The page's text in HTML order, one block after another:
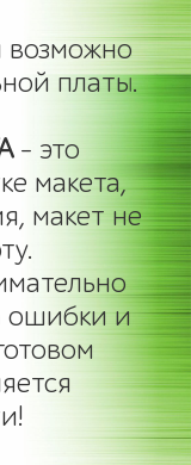
возможно
платы.
- это
макета,
макет не
ошибки и